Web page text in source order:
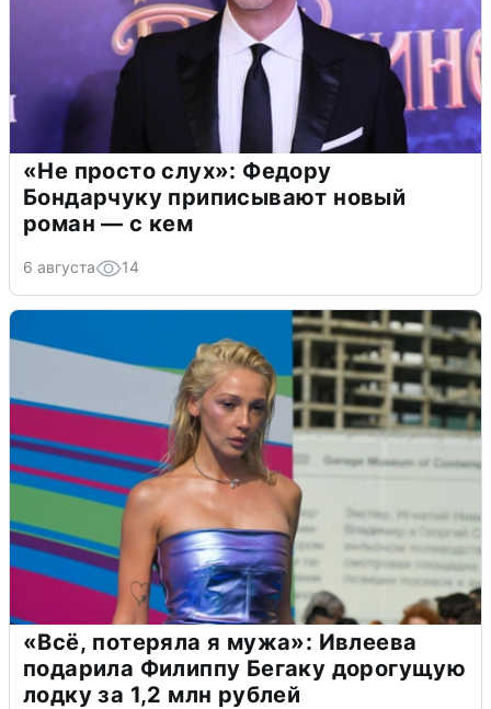
«Не просто слух»: Федору
Бондарчуку приписывают новый
роман — с кем
6 августа 14
«Всё, потеряла я мужа»: Ивлеева
подарила Филиппу Бегаку дорогущую
лодку за 1,2 млн рублей